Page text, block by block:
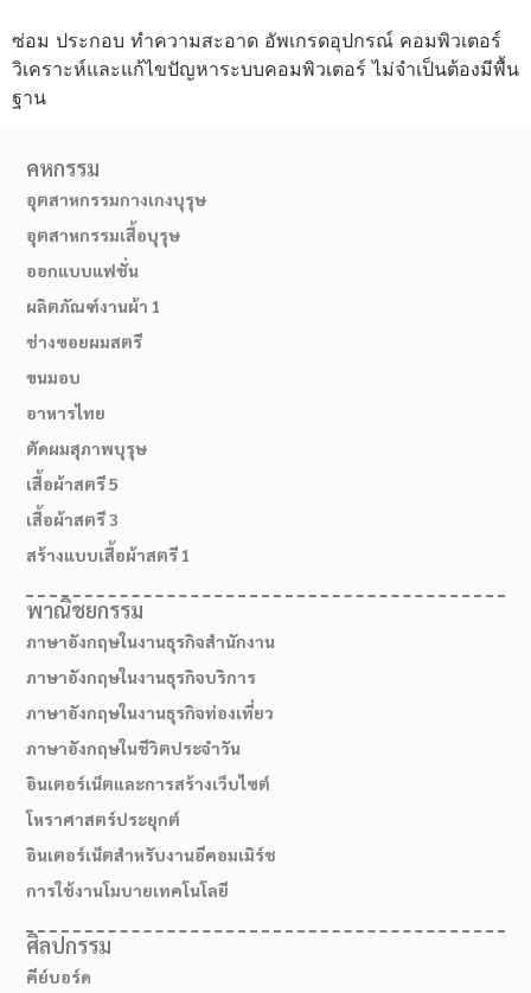
ซ่อม ประกอบ ทำความสะอาด อัพเกรดอุปกรณ์ คอมพิวเตอร์
วิเคราะห์และแก้ไขปัญหาระบบคอมพิวเตอร์ ไม่จำเป็นต้องมีพื้น
ฐาน
คหกรรม
อุตสาหกรรมกางเกงบุรุษ
อุตสาหกรรมเสื้อบุรุษ
ออกแบบแฟชั่น
ผลิตภัณฑ์งานผ้า 1
ช่างซอยผมสตรี
ขนมอบ
อาหารไทย
ตัดผมสุภาพบุรุษ
เสื้อผ้าสตรี 5
เสื้อผ้าสตรี 3
สร้างแบบเสื้อผ้าสตรี 1
พาณิชยกรรม
ภาษาอังกฤษในงานธุรกิจสำนักงาน
ภาษาอังกฤษในงานธุรกิจบริการ
ภาษาอังกฤษในงานธุรกิจท่องเที่ยว
ภาษาอังกฤษในชีวิตประจำวัน
อินเตอร์เน็ตและการสร้างเว็บไซต์
โหราศาสตร์ประยุกต์
อินเตอร์เน็ตสำหรับงานอีคอมเมิร์ช
การใช้งานโมบายเทคโนโลยี
ศิลปกรรม
คีย์บอร์ด